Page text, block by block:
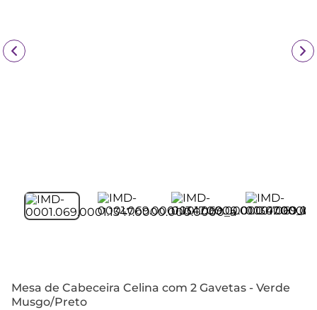
Mesa de Cabeceira Celina com 2 Gavetas - Verde
Musgo/Preto